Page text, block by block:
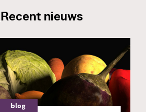
_Recent nieuws
blog